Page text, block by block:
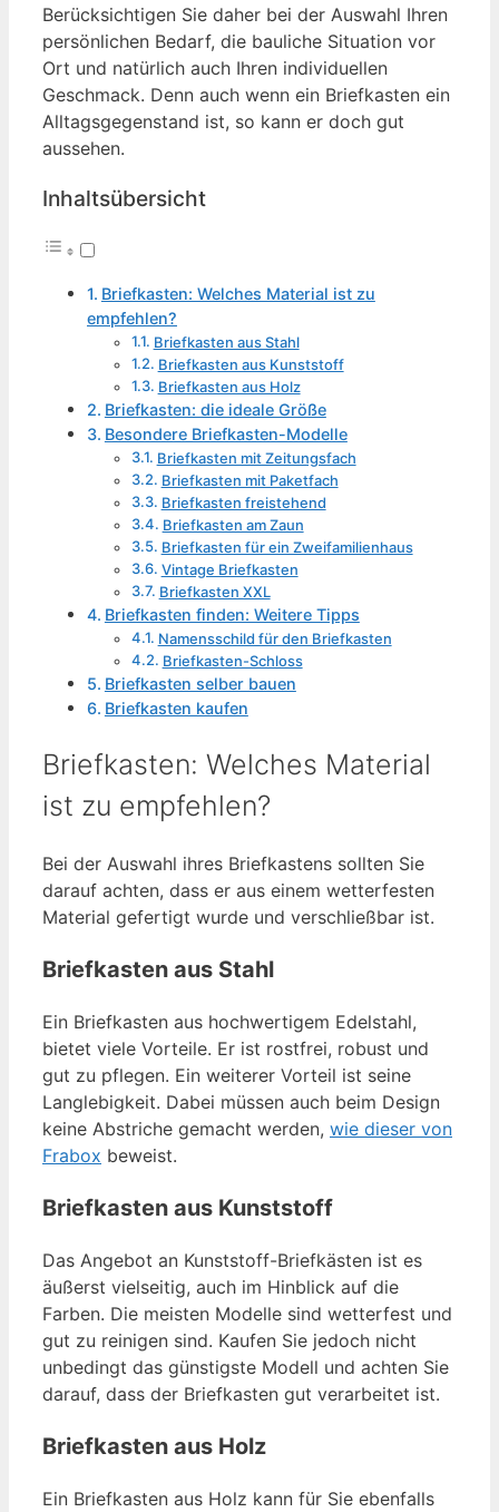
Berücksichtigen Sie daher bei der Auswahl Ihren
persönlichen Bedarf, die bauliche Situation vor
Ort und natürlich auch Ihren individuellen
Geschmack. Denn auch wenn ein Briefkasten ein
Alltagsgegenstand ist, so kann er doch gut
aussehen.
Inhaltsübersicht
Briefkasten: Welches Material ist zu
empfehlen?
Briefkasten aus Stahl
Briefkasten aus Kunststoff
Briefkasten aus Holz
Briefkasten: die ideale Größe
Besondere Briefkasten-Modelle
Briefkasten mit Zeitungsfach
Briefkasten mit Paketfach
Briefkasten freistehend
Briefkasten am Zaun
Briefkasten für ein Zweifamilienhaus
Vintage Briefkasten
Briefkasten XXL
Briefkasten finden: Weitere Tipps
Namensschild für den Briefkasten
Briefkasten-Schloss
Briefkasten selber bauen
Briefkasten kaufen
Briefkasten: Welches Material
ist zu empfehlen?
Bei der Auswahl ihres Briefkastens sollten Sie
darauf achten, dass er aus einem wetterfesten
Material gefertigt wurde und verschließbar ist.
Briefkasten aus Stahl
Ein Briefkasten aus hochwertigem Edelstahl,
bietet viele Vorteile. Er ist rostfrei, robust und
gut zu pflegen. Ein weiterer Vorteil ist seine
Langlebigkeit. Dabei müssen auch beim Design
keine Abstriche gemacht werden, wie dieser von
Frabox beweist.
Briefkasten aus Kunststoff
Das Angebot an Kunststoff-Briefkästen ist es
äußerst vielseitig, auch im Hinblick auf die
Farben. Die meisten Modelle sind wetterfest und
gut zu reinigen sind. Kaufen Sie jedoch nicht
unbedingt das günstigste Modell und achten Sie
darauf, dass der Briefkasten gut verarbeitet ist.
Briefkasten aus Holz
Ein Briefkasten aus Holz kann für Sie ebenfalls